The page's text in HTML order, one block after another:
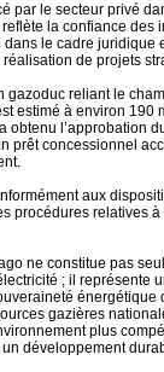
par le secteur privé
la confiance des
dans le cadre juridique
de projets
gazoduc reliant le
estimé à environ 190
obtenu l’approbation
prêt concessionnel
aux
procédures relatives
ne constitue pas
; il représente
énergétique
gazières
plus
développement